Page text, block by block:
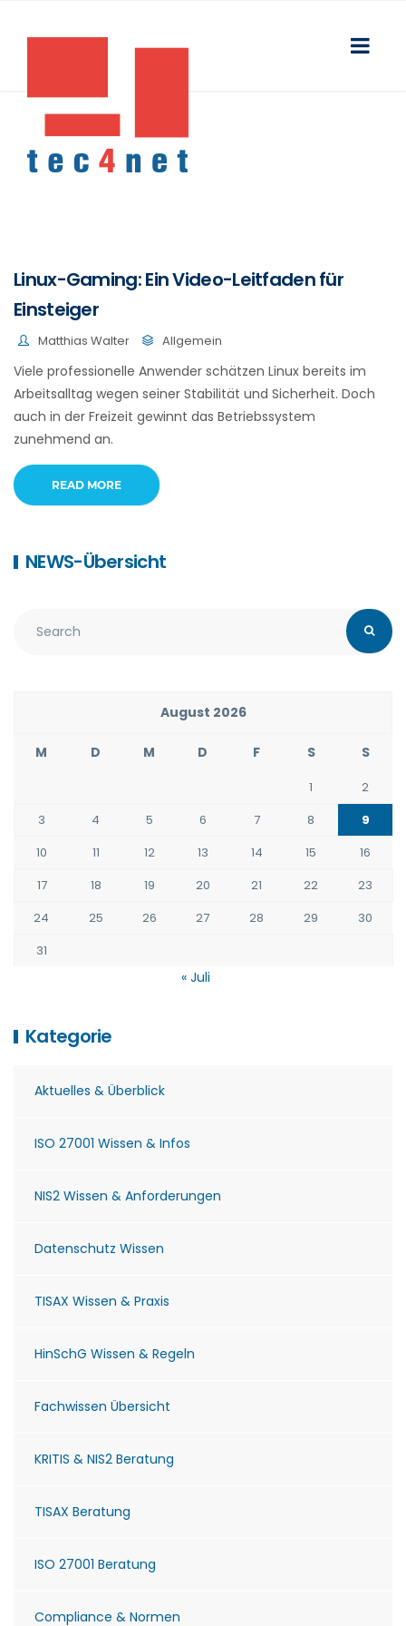
Linux-Gaming: Ein Video-Leitfaden für
Einsteiger
Matthias Walter Allgemein
Viele professionelle Anwender schätzen Linux bereits im
Arbeitsalltag wegen seiner Stabilität und Sicherheit. Doch
auch in der Freizeit gewinnt das Betriebssystem
zunehmend an.
READ MORE
NEWS-Übersicht
August 2026
M D M D F S S
1
2
3
4 5 6 7 8
9
10
11 12 13 14 15
16
17
18 19 20 21 22
23
24
25 26 27 28 29
30
31
« Juli
Kategorie
Aktuelles & Überblick
ISO 27001 Wissen & Infos
NIS2 Wissen & Anforderungen
Datenschutz Wissen
TISAX Wissen & Praxis
HinSchG Wissen & Regeln
Fachwissen Übersicht
KRITIS & NIS2 Beratung
TISAX Beratung
ISO 27001 Beratung
Compliance & Normen